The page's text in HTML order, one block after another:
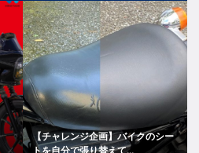
【チャレンジ企画】バイクのシー
トを自分で張り替えて...